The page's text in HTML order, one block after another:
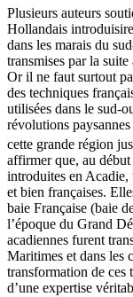
Plusieurs auteurs
Hollandais
dans les marais du
transmises par la
Or il ne faut surtout
des techniques
utilisées dans le sud-
révolutions
cette grande région
affirmer que, au début
introduites en Acadie,
et bien françaises.
baie Française (baie
l’époque du Grand
acadiennes furent
Maritimes et dans les
transformation de ces
d’une expertise